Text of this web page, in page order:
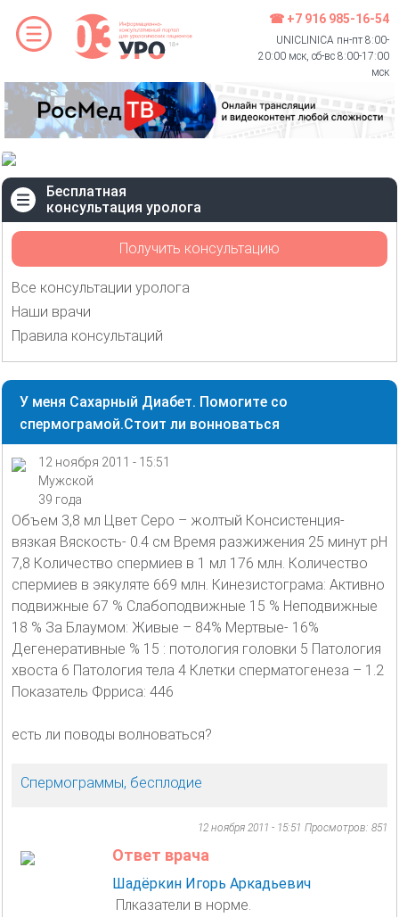
☎ +7 916 985-16-54
UNICLINICA пн-пт 8:00-
20:00 мск, сб-вс 8:00-17:00
мск
Бесплатная
консультация уролога
Получить консультацию
Все консультации уролога
Наши врачи
Правила консультаций
У меня Сахарный Диабет. Помогите со
спермограмой.Стоит ли вонноваться
12 ноября 2011 - 15:51
Мужской
39 года
Объем 3,8 мл Цвет Серо – жолтый Консистенция-
вязкая Вяскость- 0.4 см Время разжижения 25 минут рН
7,8 Количество спермиев в 1 мл 176 млн. Количество
спермиев в эякуляте 669 млн. Кинезистограма: Активно
подвижные 67 % Слабоподвижные 15 % Неподвижные
18 % За Блаумом: Живые – 84% Мертвые- 16%
Дегенеративные % 15 : потология головки 5 Патология
хвоста 6 Патология тела 4 Клетки сперматогенеза – 1.2
Показатель Фрриса: 446
есть ли поводы волноваться?
Спермограммы, бесплодие
12 ноября 2011 - 15:51 Просмотров: 851
Ответ врача
Шадёркин Игорь Аркадьевич
Плказатели в норме.